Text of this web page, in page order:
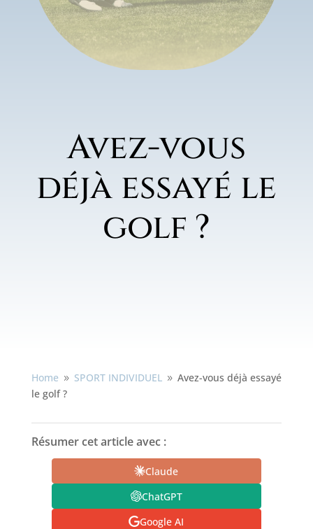
Avez-vous
déjà essayé le
golf ?
Home 9 SPORT INDIVIDUEL 9 Avez-vous déjà essayé
le golf ?
Résumer cet article avec :
Claude
ChatGPT
Google AI